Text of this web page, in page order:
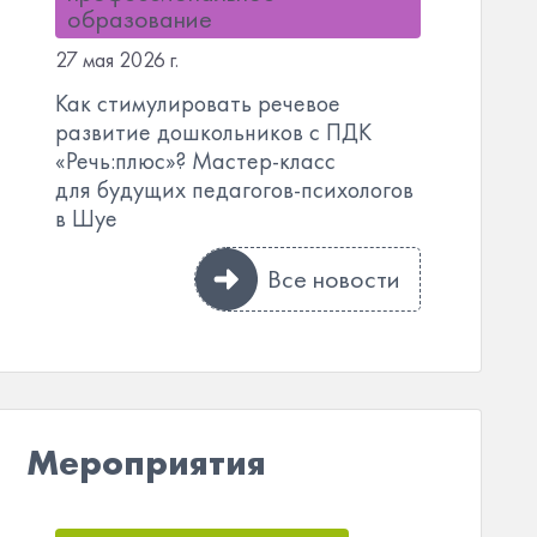
образование
27 мая 2026 г.
Как стимулировать речевое
развитие дошкольников с ПДК
«Речь:плюс»? Мастер-класс
для будущих педагогов-психологов
в Шуе
Все новости
Мероприятия